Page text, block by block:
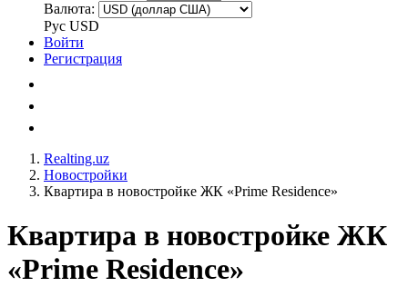
Валюта:
Рус USD
Войти
Регистрация
Realting.uz
Новостройки
Квартира в новостройке ЖК «Prime Residence»
Квартира в новостройке ЖК
«Prime Residence»